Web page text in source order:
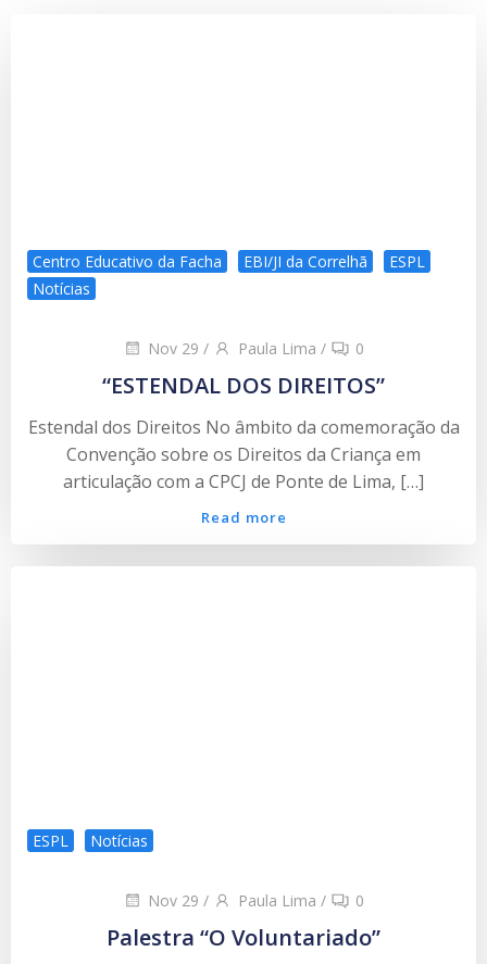
Centro Educativo da Facha EBI/JI da Correlhã
ESPL
Notícias
Nov 29 / Paula Lima / 0
“ESTENDAL DOS DIREITOS”
Estendal dos Direitos No âmbito da comemoração da
Convenção sobre os Direitos da Criança em
articulação com a CPCJ de Ponte de Lima, […]
Read more
ESPL Notícias
Nov 29 / Paula Lima / 0
Palestra “O Voluntariado”